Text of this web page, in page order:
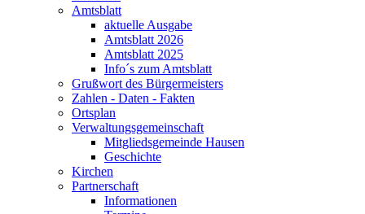
Amtsblatt
aktuelle Ausgabe
Amtsblatt 2026
Amtsblatt 2025
Info´s zum Amtsblatt
Grußwort des Bürgermeisters
Zahlen - Daten - Fakten
Ortsplan
Verwaltungsgemeinschaft
Mitgliedsgemeinde Hausen
Geschichte
Kirchen
Partnerschaft
Informationen